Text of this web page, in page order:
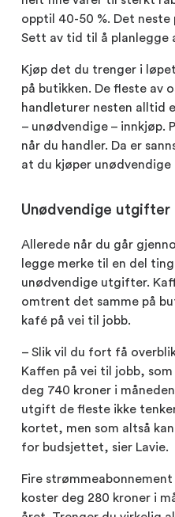
opptil 40-50 %. Det
Sett av tid til å planlegge
Kjøp det du trenger i
på butikken. De fleste av
handleturer nesten alltid
– unødvendige – innkjøp.
når du handler. Da er
at du kjøper unødvendige
Unødvendige utgifter
Allerede når du går
legge merke til en del
unødvendige utgifter.
omtrent det samme på
kafé på vei til jobb.
– Slik vil du fort få
Kaffen på vei til jobb,
deg 740 kroner i
utgift de fleste ikke
kortet, men som altså
for budsjettet, sier Lavie.
Fire
koster deg 280 kroner i